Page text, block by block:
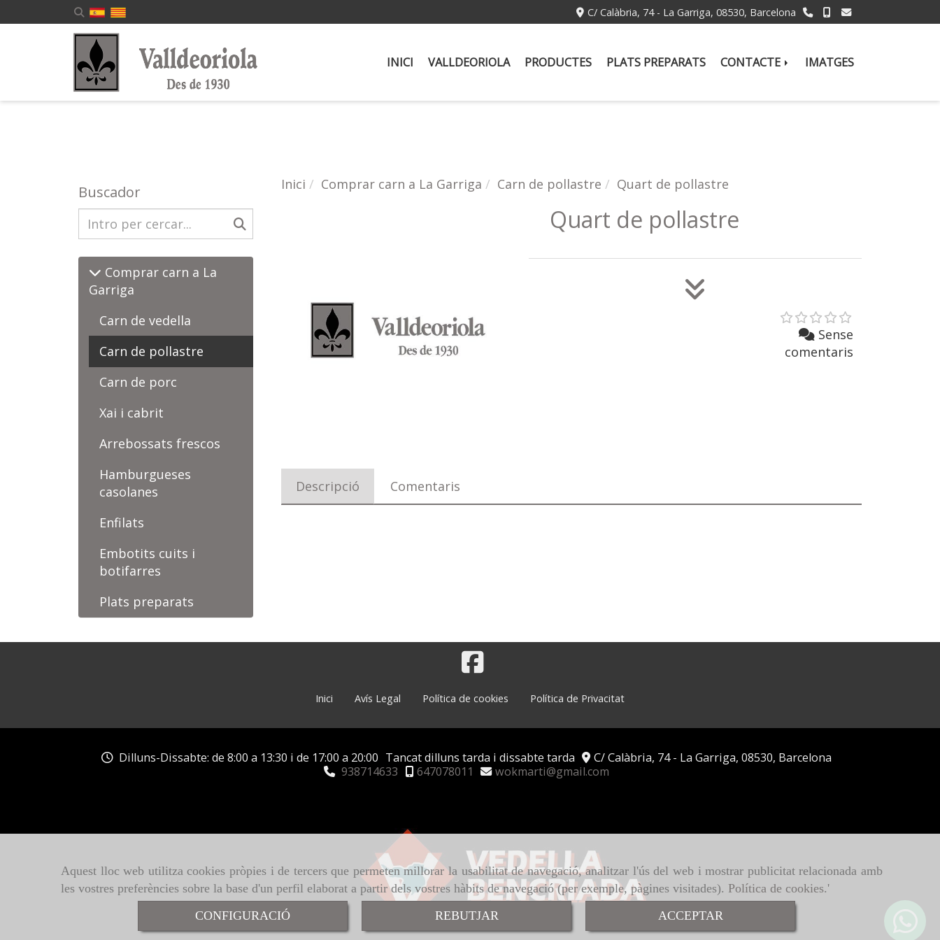
Aquest lloc web utilitza cookies pròpies i de tercers que permeten millorar la usabilitat de navegació, analitzar l'ús del web i mostrar publicitat relacionada amb
les vostres preferències sobre la base d'un perfil elaborat a partir dels vostres hàbits de navegació (per exemple, pàgines visitades). Política de cookies.'
CONFIGURACIÓ
REBUTJAR ACCEPTAR
C/ Calàbria, 74 - La Garriga, 08530, Barcelona
INICI VALLDEORIOLA PRODUCTES PLATS PREPARATS CONTACTE IMATGES
Buscador
Comprar carn a La
Garriga
Carn de vedella
Carn de pollastre
Carn de porc
Xai i cabrit
Arrebossats frescos
Hamburgueses
casolanes
Enfilats
Embotits cuits i
botifarres
Plats preparats
Inici Comprar carn a La Garriga Carn de pollastre Quart de pollastre
Quart de pollastre
Sense
comentaris
Descripció Comentaris
Inici Avís Legal Política de cookies Política de Privacitat
Dilluns-Dissabte: de 8:00 a 13:30 i de 17:00 a 20:00 Tancat dilluns tarda i dissabte tarda C/ Calàbria, 74 - La Garriga, 08530, Barcelona
938714633
647078011 wokmarti gmail.com